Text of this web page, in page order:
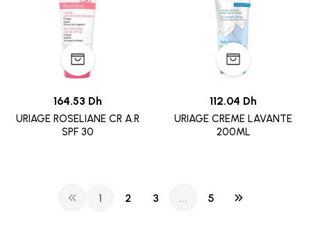
164.53 Dh
URIAGE ROSELIANE CR A.R
SPF 30
112.04 Dh
URIAGE CREME LAVANTE
200ML
1 2 3 ... 5